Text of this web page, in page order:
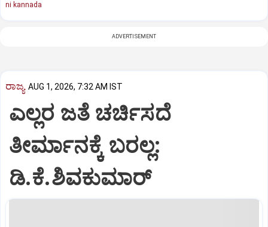
ni kannada
ADVERTISEMENT
ರಾಜ್ಯ AUG 1, 2026, 7:32 AM IST
ಎಲ್ಲರ ಜತೆ ಚರ್ಚಿಸದೆ
ತೀರ್ಮಾನಕ್ಕೆ ಬರಲ್ಲ:
ಡಿ.ಕೆ.ಶಿವಕುಮಾರ್‌